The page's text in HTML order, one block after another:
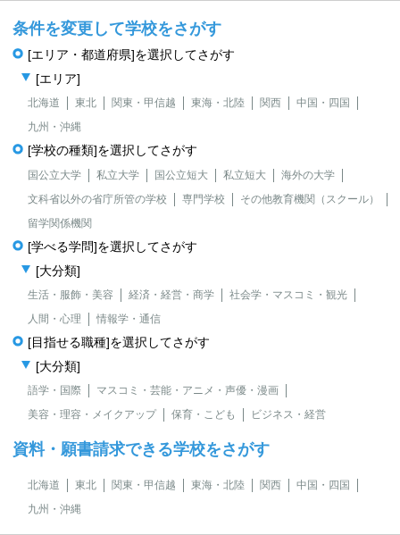
条件を変更して学校をさがす
[エリア・都道府県]を選択してさがす
[エリア]
北海道 東北 関東・甲信越 東海・北陸 関西
中国・四国
九州・沖縄
[学校の種類]を選択してさがす
国公立大学 私立大学 国公立短大 私立短大
海外の大学
文科省以外の省庁所管の学校
専門学校
その他教育機関（スクール）
留学関係機関
[学べる学問]を選択してさがす
[大分類]
生活・服飾・美容 経済・経営・商学
社会学・マスコミ・観光
人間・心理
情報学・通信
[目指せる職種]を選択してさがす
[大分類]
語学・国際
マスコミ・芸能・アニメ・声優・漫画
美容・理容・メイクアップ
保育・こども ビジネス・経営
資料・願書請求できる学校をさがす
北海道 東北 関東・甲信越 東海・北陸 関西
中国・四国
九州・沖縄